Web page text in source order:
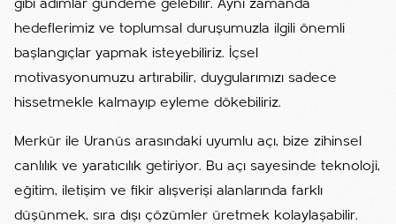
gibi adımlar gündeme gelebilir. Aynı zamanda
hedeflerimiz ve toplumsal duruşumuzla ilgili önemli
başlangıçlar yapmak isteyebiliriz. İçsel
motivasyonumuzu artırabilir, duygularımızı sadece
hissetmekle kalmayıp eyleme dökebiliriz.
Merkür ile Uranüs arasındaki uyumlu açı, bize zihinsel
canlılık ve yaratıcılık getiriyor. Bu açı sayesinde teknoloji,
eğitim, iletişim ve fikir alışverişi alanlarında farklı
düşünmek, sıra dışı çözümler üretmek kolaylaşabilir.